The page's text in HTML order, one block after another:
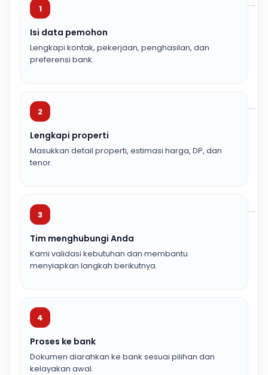
1
Isi data pemohon
Lengkapi kontak, pekerjaan, penghasilan, dan
preferensi bank.
2
Lengkapi properti
Masukkan detail properti, estimasi harga, DP, dan
tenor.
3
Tim menghubungi Anda
Kami validasi kebutuhan dan membantu
menyiapkan langkah berikutnya.
4
Proses ke bank
Dokumen diarahkan ke bank sesuai pilihan dan
kelayakan awal.